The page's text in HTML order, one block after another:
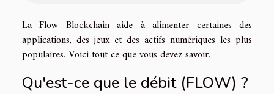
La Flow Blockchain aide à alimenter certaines des
applications, des jeux et des actifs numériques les plus
populaires. Voici tout ce que vous devez savoir.
Qu'est-ce que le débit (FLOW) ?